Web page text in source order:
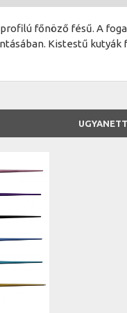
főnöző fésű. A
Kistestű kutyák